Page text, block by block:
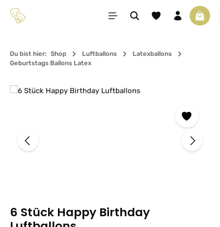
Zum Hauptinhalt springen Du hast 0 Produkte
Du bist hier: Shop Luftballons
Latexballons
Geburtstags Ballons Latex
Bildergalerie überspringen
6 Stück Happy Birthday